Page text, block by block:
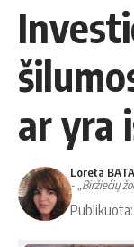
ar yra
Loreta
- „Biržiečių